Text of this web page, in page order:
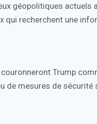
géopolitiques actuels
qui recherchent une
Trump
de mesures de sécurité